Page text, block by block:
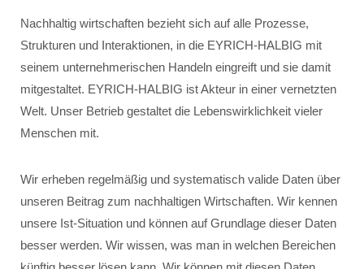
Nachhaltig wirtschaften bezieht sich auf alle Prozesse,
Strukturen und Interaktionen, in die EYRICH-HALBIG mit
seinem unternehmerischen Handeln eingreift und sie damit
mitgestaltet. EYRICH-HALBIG ist Akteur in einer vernetzten
Welt. Unser Betrieb gestaltet die Lebenswirklichkeit vieler
Menschen mit.
Wir erheben regelmäßig und systematisch valide Daten über
unseren Beitrag zum nachhaltigen Wirtschaften. Wir kennen
unsere Ist-Situation und können auf Grundlage dieser Daten
besser werden. Wir wissen, was man in welchen Bereichen